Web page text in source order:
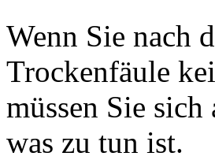
Wenn Sie nach
Trockenfäule
müssen Sie
was zu tun ist.